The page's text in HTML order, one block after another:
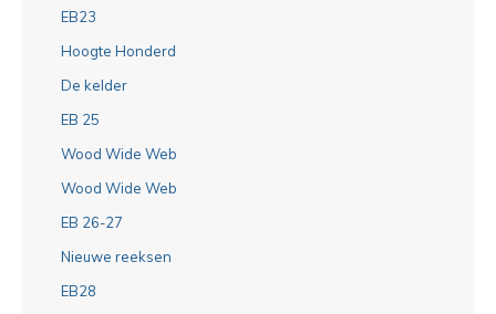
EB23
Hoogte Honderd
De kelder
EB 25
Wood Wide Web
Wood Wide Web
EB 26-27
Nieuwe reeksen
EB28